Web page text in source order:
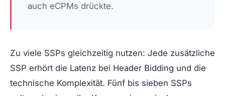
auch eCPMs drückte.
Zu viele SSPs gleichzeitig nutzen: Jede zusätzliche
SSP erhört die Latenz bei Header Bidding und die
technische Komplexität. Fünf bis sieben SSPs